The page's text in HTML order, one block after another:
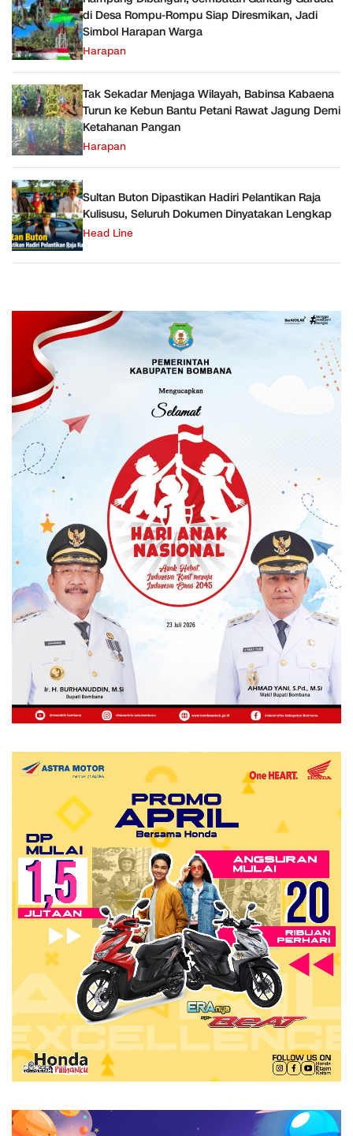
di Desa Rompu-Rompu Siap Diresmikan, Jadi
Simbol Harapan Warga
Harapan
Tak Sekadar Menjaga Wilayah, Babinsa Kabaena
Turun ke Kebun Bantu Petani Rawat Jagung Demi
Ketahanan Pangan
Harapan
Sultan Buton Dipastikan Hadiri Pelantikan Raja
Kulisusu, Seluruh Dokumen Dinyatakan Lengkap
Head Line